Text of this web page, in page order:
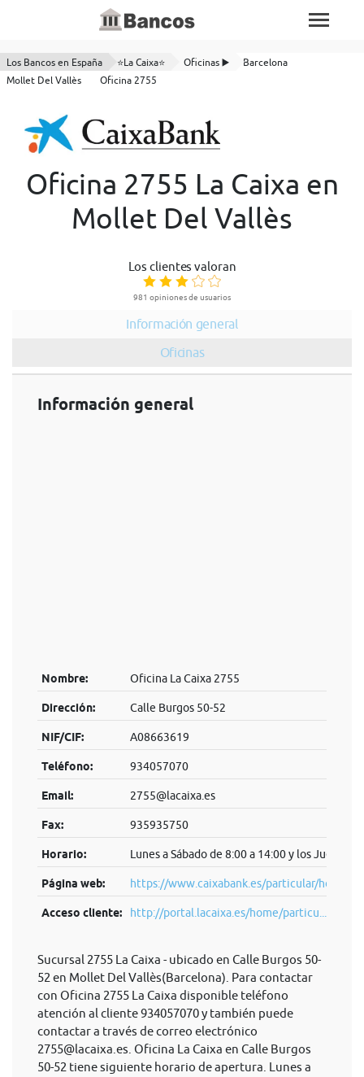
Los Bancos en España ⭐La Caixa⭐ Oficinas ▶️
Barcelona
Mollet Del Vallès
Oficina 2755
Oficina 2755 La Caixa en
Mollet Del Vallès
Los clientes valoran
981 opiniones de usuarios
Información general
Oficinas
Información general
Nombre: Oficina La Caixa 2755
Dirección: Calle Burgos 50-52
NIF/CIF: A08663619
Teléfono: 934057070
Email: 2755@lacaixa.es
Fax: 935935750
Horario: Lunes a Sábado de 8:00 a 14:00 y los Jueves
Página web: https://www.caixabank.es/particular/home/
Acceso cliente: http://portal.lacaixa.es/home/particu...
Sucursal 2755 La Caixa - ubicado en Calle Burgos 50-
52 en Mollet Del Vallès(Barcelona). Para contactar
con Oficina 2755 La Caixa disponible teléfono
atención al cliente 934057070 y también puede
contactar a través de correo electrónico
2755@lacaixa.es . Oficina La Caixa en Calle Burgos
50-52 tiene siguiente horario de apertura. Lunes a